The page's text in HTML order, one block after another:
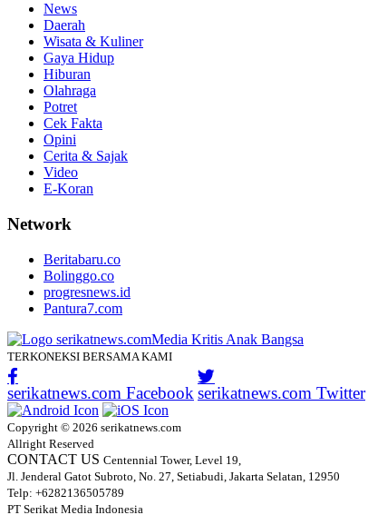
News
Daerah
Wisata & Kuliner
Gaya Hidup
Hiburan
Olahraga
Potret
Cek Fakta
Opini
Cerita & Sajak
Video
E-Koran
Network
Beritabaru.co
Bolinggo.co
progresnews.id
Pantura7.com
TERKONEKSI BERSAMA KAMI
serikatnews.com Facebook serikatnews.com Twitter
Copyright © 2026 serikatnews.com
Allright Reserved
CONTACT US Centennial Tower, Level 19,
Jl. Jenderal Gatot Subroto, No. 27, Setiabudi, Jakarta Selatan, 12950
Telp: +6282136505789
PT Serikat Media Indonesia